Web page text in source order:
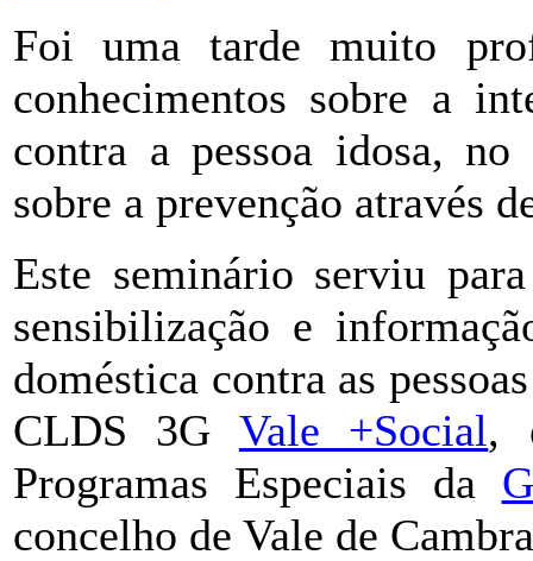
Foi uma tarde muito
conhecimentos sobre a
contra a pessoa idosa,
sobre a prevenção através
Este seminário serviu
sensibilização e
doméstica contra as
CLDS 3G Vale +Social,
Programas Especiais da
concelho de Vale de